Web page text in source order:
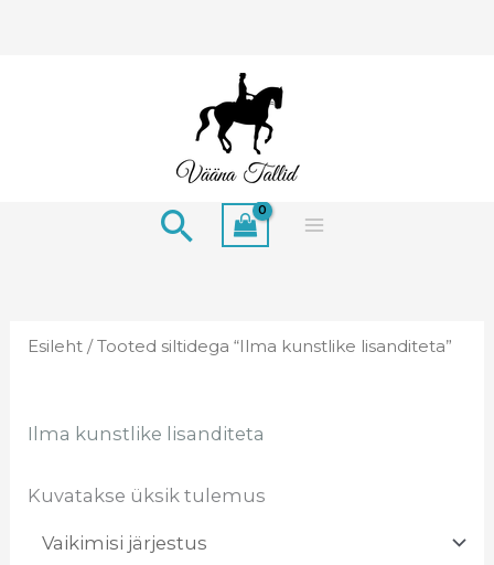
Search
Esileht / Tooted siltidega “Ilma kunstlike lisanditeta”
Ilma kunstlike lisanditeta
Kuvatakse üksik tulemus